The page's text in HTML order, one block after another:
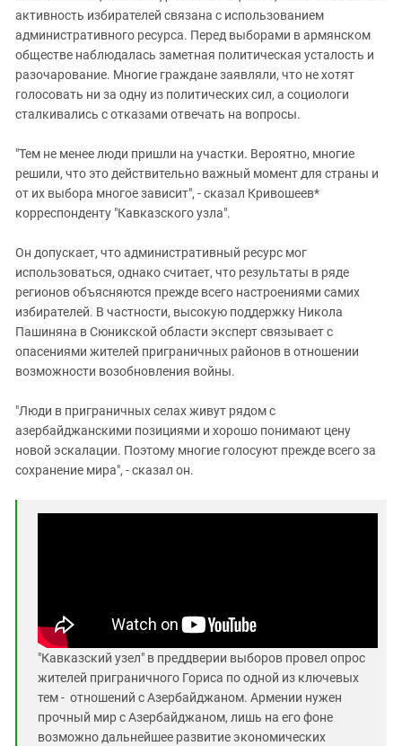
активность избирателей связана с использованием
административного ресурса. Перед выборами в армянском
обществе наблюдалась заметная политическая усталость и
разочарование. Многие граждане заявляли, что не хотят
голосовать ни за одну из политических сил, а социологи
сталкивались с отказами отвечать на вопросы.
"Тем не менее люди пришли на участки. Вероятно, многие
решили, что это действительно важный момент для страны и
от их выбора многое зависит", - сказал Кривошеев*
корреспонденту "Кавказского узла".
Он допускает, что административный ресурс мог
использоваться, однако считает, что результаты в ряде
регионов объясняются прежде всего настроениями самих
избирателей. В частности, высокую поддержку Никола
Пашиняна в Сюникской области эксперт связывает с
опасениями жителей приграничных районов в отношении
возможности возобновления войны.
"Люди в приграничных селах живут рядом с
азербайджанскими позициями и хорошо понимают цену
новой эскалации. Поэтому многие голосуют прежде всего за
сохранение мира", - сказал он.
"Кавказский узел" в преддверии выборов провел опрос
жителей приграничного Гориса по одной из ключевых
тем - отношений с Азербайджаном. Армении нужен
прочный мир с Азербайджаном, лишь на его фоне
возможно дальнейшее развитие экономических